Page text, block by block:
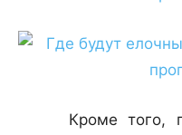
Кроме того,